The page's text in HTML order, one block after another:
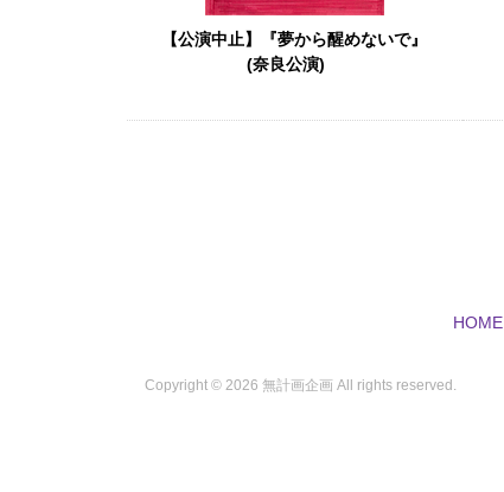
【公演中止】『夢から醒めないで』
(奈良公演)
HOME
Copyright © 2026 無計画企画 All rights reserved.